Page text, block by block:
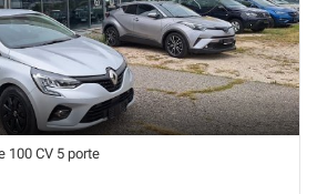
stradali • Sensore di luce • Sensore di
posteriori • Servosterzo • Specchietti
100 CV 5 porte